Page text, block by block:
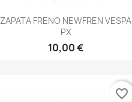
Vista rápida
ZAPATA FRENO NEWFREN VESPA
PX
10,00 €
favorite_border